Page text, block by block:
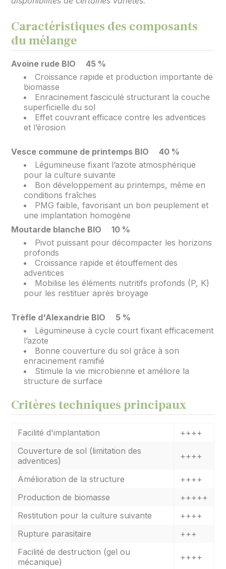
Caractéristiques des composants
du mélange
Avoine rude BIO 45 %
Croissance rapide et production importante de
biomasse
Enracinement fasciculé structurant la couche
superficielle du sol
Effet couvrant efficace contre les adventices
et l’érosion
Vesce commune de printemps BIO 40 %
Légumineuse fixant l’azote atmosphérique
pour la culture suivante
Bon développement au printemps, même en
conditions fraîches
PMG faible, favorisant un bon peuplement et
une implantation homogène
Moutarde blanche BIO 10 %
Pivot puissant pour décompacter les horizons
profonds
Croissance rapide et étouffement des
adventices
Mobilise les éléments nutritifs profonds (P, K)
pour les restituer après broyage
Trèfle d'Alexandrie BIO 5 %
Légumineuse à cycle court fixant efficacement
l’azote
Bonne couverture du sol grâce à son
enracinement ramifié
Stimule la vie microbienne et améliore la
structure de surface
Critères techniques principaux
Facilité d'implantation
++++
Couverture de sol (limitation des
adventices)
++++
Amélioration de la structure
++++
Production de biomasse
+++++
Restitution pour la culture suivante
++++
Rupture parasitaire
+++
Facilité de destruction (gel ou
mécanique)
++++